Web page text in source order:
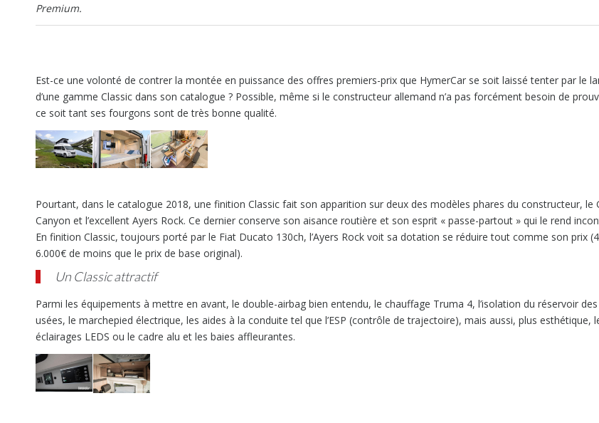
Premium.
Est-ce une volonté de contrer la montée en puissance des offres premiers-prix que HymerCar se soit laissé tenter par le
d’une gamme Classic dans son catalogue ? Possible, même si le constructeur allemand n’a pas forcément besoin de
ce soit tant ses fourgons sont de très bonne qualité.
Pourtant, dans le catalogue 2018, une finition Classic fait son apparition sur deux des modèles phares du constructeur, le
Canyon et l’excellent Ayers Rock. Ce dernier conserve son aisance routière et son esprit « passe-partout » qui le rend
En finition Classic, toujours porté par le Fiat Ducato 130ch, l’Ayers Rock voit sa dotation se réduire tout comme son prix
6.000€ de moins que le prix de base original).
Un Classic attractif
Parmi les équipements à mettre en avant, le double-airbag bien entendu, le chauffage Truma 4, l’isolation du réservoir
usées, le marchepied électrique, les aides à la conduite tel que l’ESP (contrôle de trajectoire), mais aussi, plus esthétique,
éclairages LEDS ou le cadre alu et les baies affleurantes.